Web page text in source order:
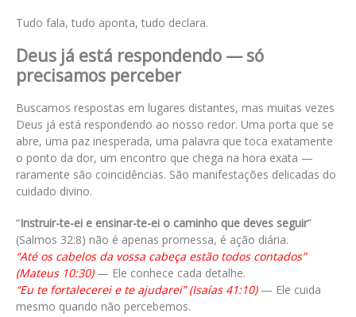
Tudo fala, tudo aponta, tudo declara.
Deus já está respondendo — só
precisamos perceber
Buscamos respostas em lugares distantes, mas muitas vezes
Deus já está respondendo ao nosso redor. Uma porta que se
abre, uma paz inesperada, uma palavra que toca exatamente
o ponto da dor, um encontro que chega na hora exata —
raramente são coincidências. São manifestações delicadas do
cuidado divino.
“Instruir-te-ei e ensinar-te-ei o caminho que deves seguir”
(Salmos 32:8) não é apenas promessa, é ação diária.
“Até os cabelos da vossa cabeça estão todos contados”
(Mateus 10:30)— Ele conhece cada detalhe.
“Eu te fortalecerei e te ajudarei” (Isaías 41:10)— Ele cuida
mesmo quando não percebemos.